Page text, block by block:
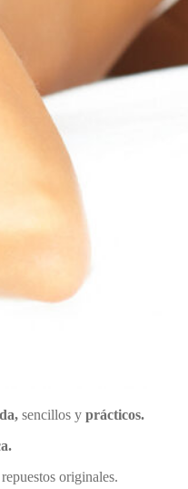
sencillos y prácticos.
originales.